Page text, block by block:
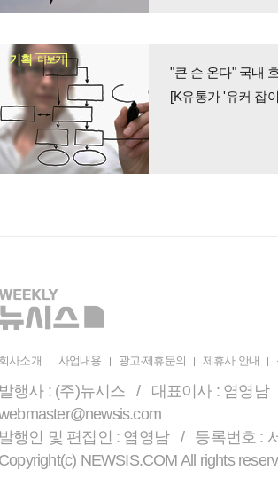
기획 더보기
회사소개 사업내용 광고·제휴문의 제휴사 안내
발행사 : (주)뉴시스 / 대표이사 : 염영
발행인 및 편집인 : 염영남 / 등록번호 :
Copyright(c) NEWSIS.COM All rights